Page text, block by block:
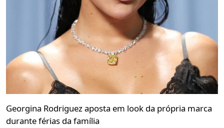
Georgina Rodriguez aposta em look da própria marca
durante férias da família